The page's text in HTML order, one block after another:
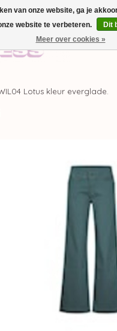
VANAF €100,-
Lotus kleur everglade.
van onze website, ga je
website te verbeteren.
Dit
Meer over cookies »